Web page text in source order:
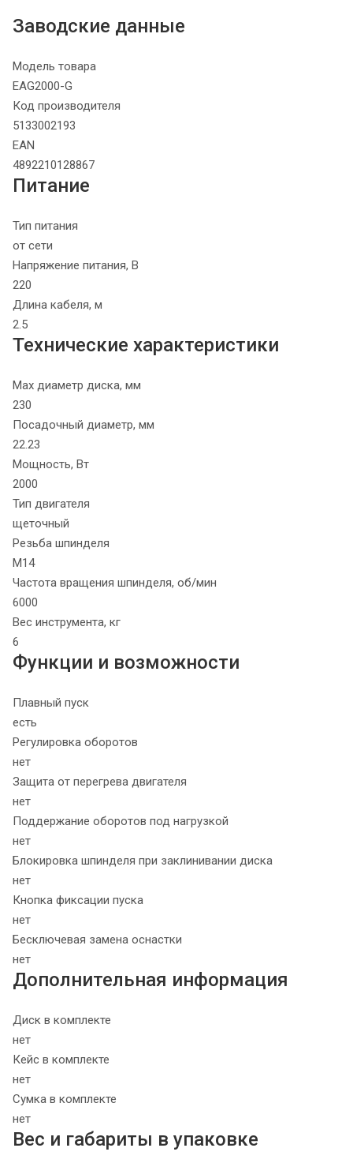
Заводские данные
Модель товара
EAG2000-G
Код производителя
5133002193
EAN
4892210128867
Питание
Тип питания
от сети
Напряжение питания, В
220
Длина кабеля, м
2.5
Технические характеристики
Max диаметр диска, мм
230
Посадочный диаметр, мм
22.23
Мощность, Вт
2000
Тип двигателя
щеточный
Резьба шпинделя
М14
Частота вращения шпинделя, об/мин
6000
Вес инструмента, кг
6
Функции и возможности
Плавный пуск
есть
Регулировка оборотов
нет
Защита от перегрева двигателя
нет
Поддержание оборотов под нагрузкой
нет
Блокировка шпинделя при заклинивании диска
нет
Кнопка фиксации пуска
нет
Бесключевая замена оснастки
нет
Дополнительная информация
Диск в комплекте
нет
Кейс в комплекте
нет
Сумка в комплекте
нет
Вес и габариты в упаковке